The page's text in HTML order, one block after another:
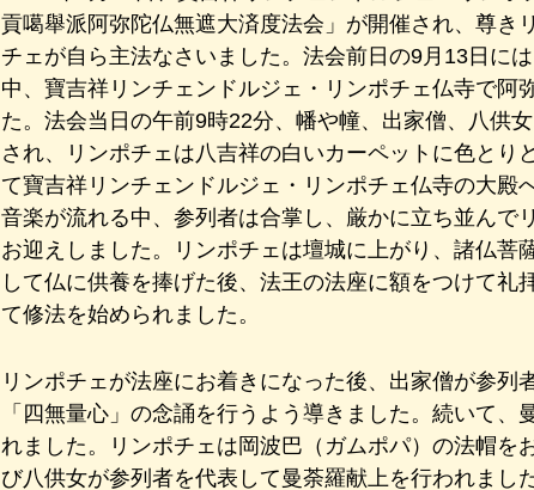
貢噶舉派阿弥陀仏無遮大済度法会」が開催され、尊き
チェが自ら主法なさいました。法会前日の9月13日に
中、寶吉祥リンチェンドルジェ・リンポチェ仏寺で阿
た。法会当日の午前9時22分、幡や幢、出家僧、八供
され、リンポチェは八吉祥の白いカーペットに色とり
て寶吉祥リンチェンドルジェ・リンポチェ仏寺の大殿
音楽が流れる中、参列者は合掌し、厳かに立ち並んで
お迎えしました。リンポチェは壇城に上がり、諸仏菩
して仏に供養を捧げた後、法王の法座に額をつけて礼
て修法を始められました。
リンポチェが法座にお着きになった後、出家僧が参列
「四無量心」の念誦を行うよう導きました。続いて、
れました。リンポチェは岡波巴（ガムポパ）の法帽を
び八供女が参列者を代表して曼荼羅献上を行われました